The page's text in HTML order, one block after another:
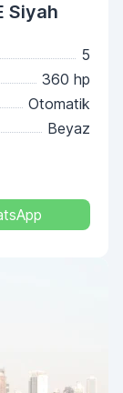
Siyah
5
360 hp
Otomatik
Beyaz